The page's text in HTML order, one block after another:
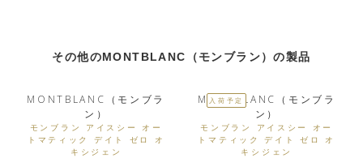
その他のMONTBLANC（モンブラン）の製品
MONTBLANC（モンブラ
ン）
モンブラン アイスシー オー
トマティック デイト ゼロ オ
キシジェン
入荷予定
MONTBLANC（モンブラ
ン）
モンブラン アイスシー オー
トマティック デイト ゼロ オ
キシジェン